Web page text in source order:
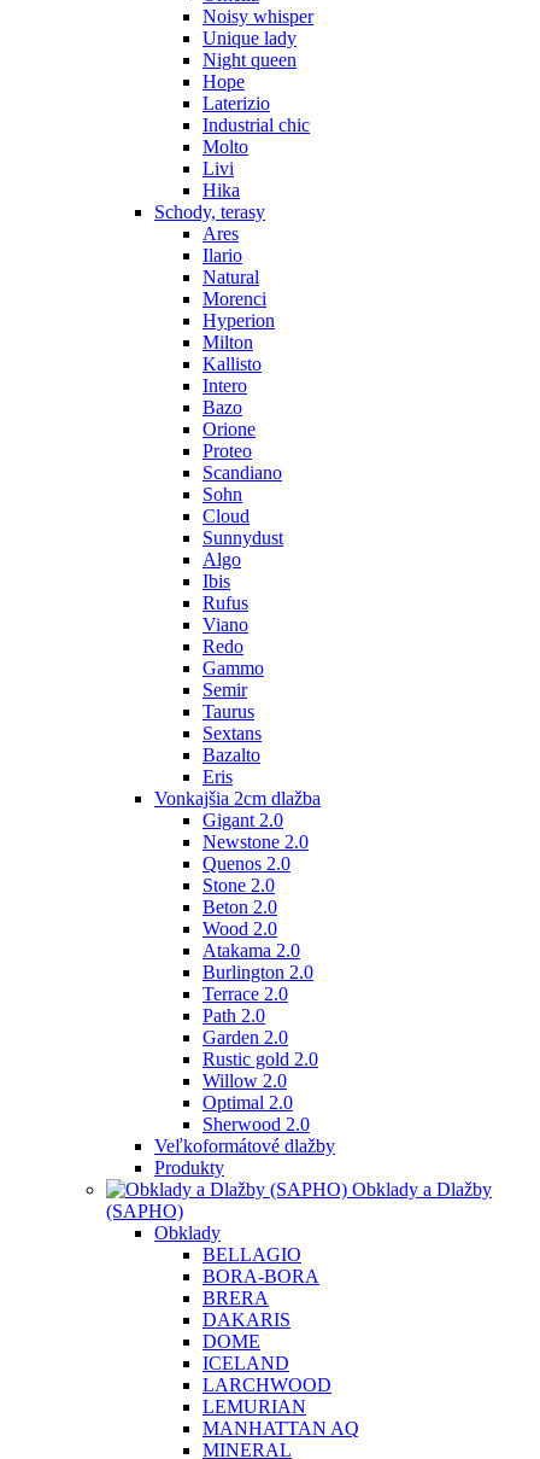
Noisy whisper
Unique lady
Night queen
Hope
Laterizio
Industrial chic
Molto
Livi
Hika
Schody, terasy
Ares
Ilario
Natural
Morenci
Hyperion
Milton
Kallisto
Intero
Bazo
Orione
Proteo
Scandiano
Sohn
Cloud
Sunnydust
Algo
Ibis
Rufus
Viano
Redo
Gammo
Semir
Taurus
Sextans
Bazalto
Eris
Vonkajšia 2cm dlažba
Gigant 2.0
Newstone 2.0
Quenos 2.0
Stone 2.0
Beton 2.0
Wood 2.0
Atakama 2.0
Burlington 2.0
Terrace 2.0
Path 2.0
Garden 2.0
Rustic gold 2.0
Willow 2.0
Optimal 2.0
Sherwood 2.0
Veľkoformátové dlažby
Produkty
Obklady a Dlažby
(SAPHO)
Obklady
BELLAGIO
BORA-BORA
BRERA
DAKARIS
DOME
ICELAND
LARCHWOOD
LEMURIAN
MANHATTAN AQ
MINERAL